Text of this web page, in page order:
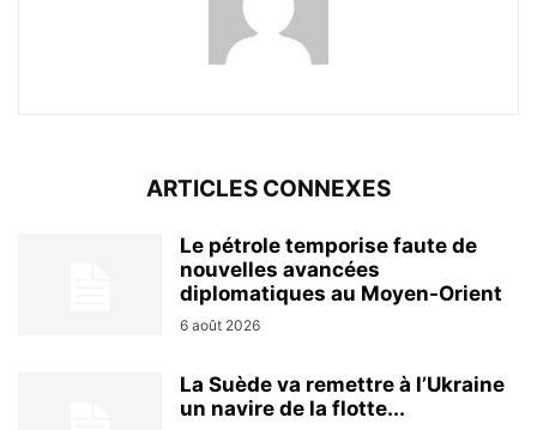
ARTICLES CONNEXES
Le pétrole temporise faute de
nouvelles avancées
diplomatiques au Moyen-Orient
6 août 2026
La Suède va remettre à l’Ukraine
un navire de la flotte...